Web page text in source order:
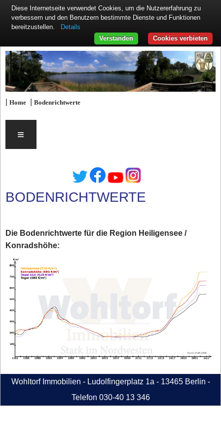
|Home |Bodenrichtwerte
≡
BODENRICHTWERTE
Die Bodenrichtwerte für die Region Heiligensee /
Konradshöhe:
Wohltorf Immobilien - Ludolfingerplatz 1a - 13465 Berlin -
Telefon 030-40 13 346
Diese Internetseite verwendet Cookies, um die Nutzererfahrung zu
verbessern und den Benutzern bestimmte Dienste und Funktionen
bereitzustellen.
Details
Cookies verbieten
Verstanden